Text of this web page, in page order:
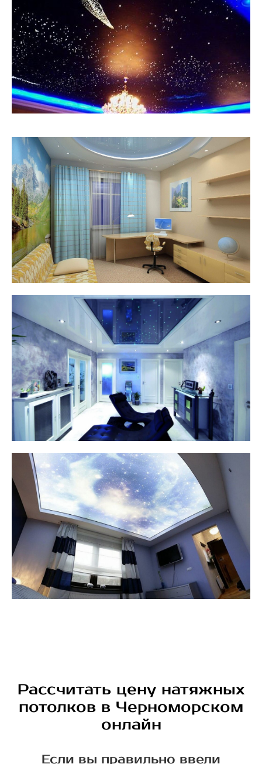
Рассчитать цену натяжных
потолков в Черноморском
онлайн
Если вы правильно ввели